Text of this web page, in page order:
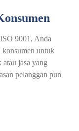
9001, Anda
konsumen untuk
jasa yang
pelanggan pun